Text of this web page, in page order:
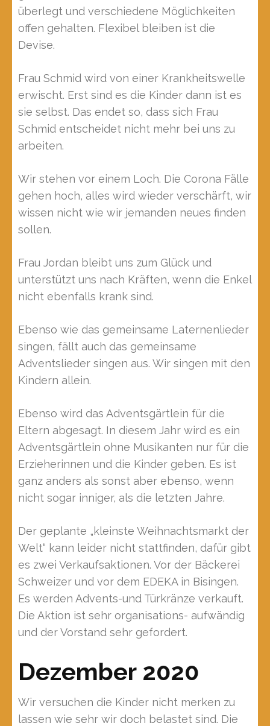
überlegt und verschiedene Möglichkeiten
offen gehalten. Flexibel bleiben ist die
Devise.
Frau Schmid wird von einer Krankheitswelle
erwischt. Erst sind es die Kinder dann ist es
sie selbst. Das endet so, dass sich Frau
Schmid entscheidet nicht mehr bei uns zu
arbeiten.
Wir stehen vor einem Loch. Die Corona Fälle
gehen hoch, alles wird wieder verschärft, wir
wissen nicht wie wir jemanden neues finden
sollen.
Frau Jordan bleibt uns zum Glück und
unterstützt uns nach Kräften, wenn die Enkel
nicht ebenfalls krank sind.
Ebenso wie das gemeinsame Laternenlieder
singen, fällt auch das gemeinsame
Adventslieder singen aus. Wir singen mit den
Kindern allein.
Ebenso wird das Adventsgärtlein für die
Eltern abgesagt. In diesem Jahr wird es ein
Adventsgärtlein ohne Musikanten nur für die
Erzieherinnen und die Kinder geben. Es ist
ganz anders als sonst aber ebenso, wenn
nicht sogar inniger, als die letzten Jahre.
Der geplante „kleinste Weihnachtsmarkt der
Welt“ kann leider nicht stattfinden, dafür gibt
es zwei Verkaufsaktionen. Vor der Bäckerei
Schweizer und vor dem EDEKA in Bisingen.
Es werden Advents-und Türkränze verkauft.
Die Aktion ist sehr organisations- aufwändig
und der Vorstand sehr gefordert.
Dezember 2020
Wir versuchen die Kinder nicht merken zu
lassen wie sehr wir doch belastet sind. Die